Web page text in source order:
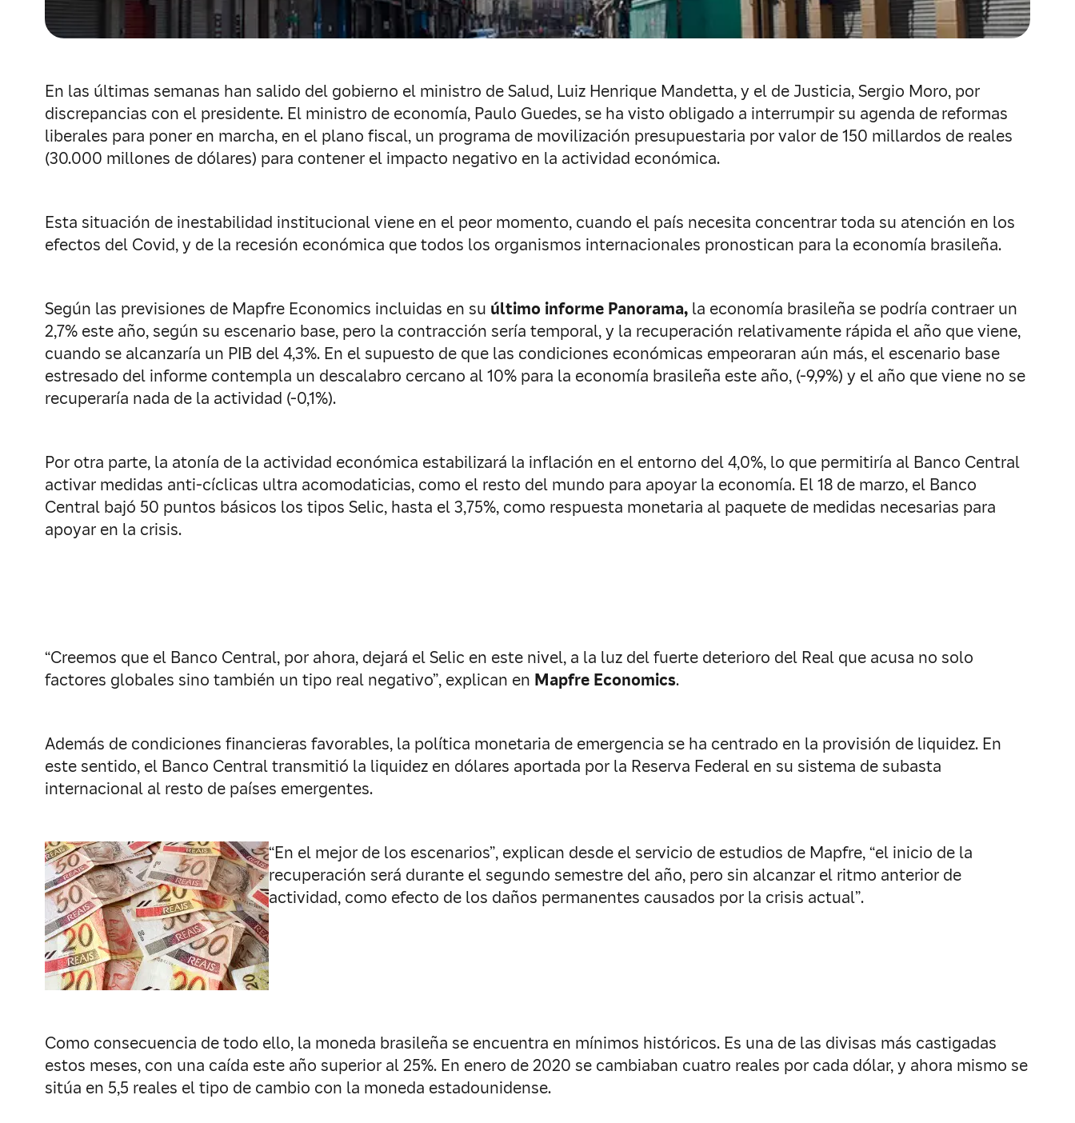
En las últimas semanas han salido del gobierno el ministro de Salud, Luiz Henrique Mandetta, y el de Justicia, Sergio Moro, por
discrepancias con el presidente. El ministro de economía, Paulo Guedes, se ha visto obligado a interrumpir su agenda de reformas
liberales para poner en marcha, en el plano fiscal, un programa de movilización presupuestaria por valor de 150 millardos de reales
(30.000 millones de dólares) para contener el impacto negativo en la actividad económica.
Esta situación de inestabilidad institucional viene en el peor momento, cuando el país necesita concentrar toda su atención en los
efectos del Covid, y de la recesión económica que todos los organismos internacionales pronostican para la economía brasileña.
Según las previsiones de Mapfre Economics incluidas en su último informe Panorama, la economía brasileña se podría contraer un
2,7% este año, según su escenario base, pero la contracción sería temporal, y la recuperación relativamente rápida el año que viene,
cuando se alcanzaría un PIB del 4,3%. En el supuesto de que las condiciones económicas empeoraran aún más, el escenario base
estresado del informe contempla un descalabro cercano al 10% para la economía brasileña este año, (-9,9%) y el año que viene no se
recuperaría nada de la actividad (-0,1%).
Por otra parte, la atonía de la actividad económica estabilizará la inflación en el entorno del 4,0%, lo que permitiría al Banco Central
activar medidas anti-cíclicas ultra acomodaticias, como el resto del mundo para apoyar la economía. El 18 de marzo, el Banco
Central bajó 50 puntos básicos los tipos Selic, hasta el 3,75%, como respuesta monetaria al paquete de medidas necesarias para
apoyar en la crisis.
“Creemos que el Banco Central, por ahora, dejará el Selic en este nivel, a la luz del fuerte deterioro del Real que acusa no solo
factores globales sino también un tipo real negativo”, explican en Mapfre Economics.
Además de condiciones financieras favorables, la política monetaria de emergencia se ha centrado en la provisión de liquidez. En
este sentido, el Banco Central transmitió la liquidez en dólares aportada por la Reserva Federal en su sistema de subasta
internacional al resto de países emergentes.
“En el mejor de los escenarios”, explican desde el servicio de estudios de Mapfre, “el inicio de la
recuperación será durante el segundo semestre del año, pero sin alcanzar el ritmo anterior de
actividad, como efecto de los daños permanentes causados por la crisis actual”.
Como consecuencia de todo ello, la moneda brasileña se encuentra en mínimos históricos. Es una de las divisas más castigadas
estos meses, con una caída este año superior al 25%. En enero de 2020 se cambiaban cuatro reales por cada dólar, y ahora mismo se
sitúa en 5,5 reales el tipo de cambio con la moneda estadounidense.